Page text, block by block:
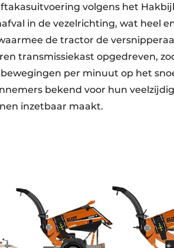
volgens het
in de vezelrichting, wat heel
de tractor de
transmissiekast opgedreven,
per minuut op het
bekend voor hun
inzetbaar maakt.